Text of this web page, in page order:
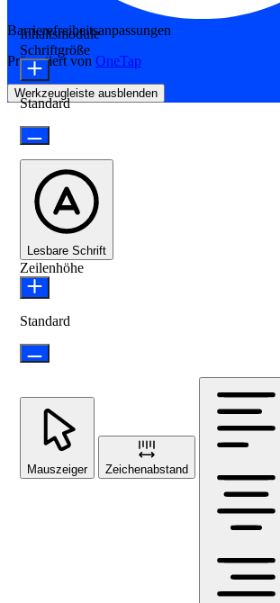
Barrierefreiheitsanpassungen
Präsentiert von OneTap
Werkzeugleiste ausblenden
Inhaltsmodule
Schriftgröße
Standard
Lesbare Schrift
Zeilenhöhe
Standard
Mauszeiger Zeichenabstand